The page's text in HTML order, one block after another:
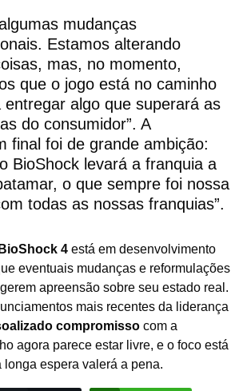
mudanças
Estamos alterando
mas, no momento,
que o jogo está no caminho
entregar algo que superará as
do consumidor”. A
final foi de grande ambição:
BioShock levará a franquia a
o que sempre foi nossa
todas as nossas franquias”.
BioShock 4 está em desenvolvimento
eventuais mudanças e reformulações
apreensão sobre seu estado real.
mais recentes da liderança
compromisso com a
agora parece estar livre, e o foco está
longa espera valerá a pena.